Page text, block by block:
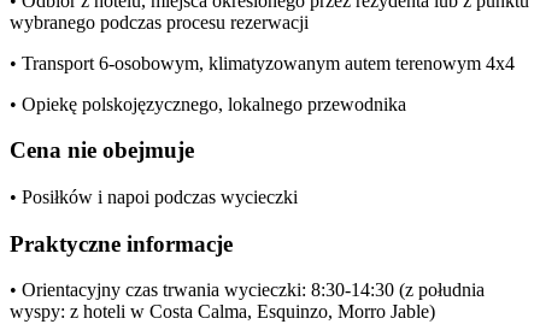
wybranego podczas procesu rezerwacji
• Transport 6-osobowym, klimatyzowanym autem terenowym 4x4
• Opiekę polskojęzycznego, lokalnego przewodnika
Cena nie obejmuje
• Posiłków i napoi podczas wycieczki
Praktyczne informacje
• Orientacyjny czas trwania wycieczki: 8:30-14:30 (z południa
wyspy: z hoteli w Costa Calma, Esquinzo, Morro Jable)